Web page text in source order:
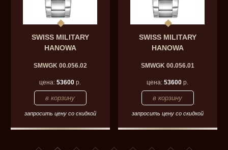
SWISS MILITARY
HANOWA
SMWGK 00.056.02
цена:53600 р.
запросить цену со скидкой
SWISS MILITARY
HANOWA
SMWGK 00.056.01
цена:53600 р.
запросить цену со скидкой